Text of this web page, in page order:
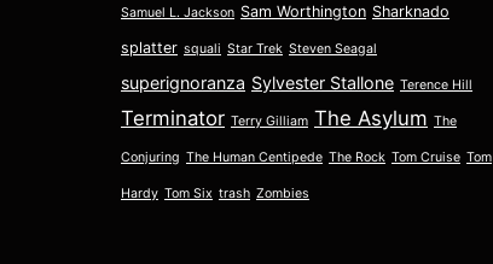
Samuel L. Jackson Sam Worthington Sharknado
splatter squali Star Trek Steven Seagal
superignoranza Sylvester Stallone Terence Hill
Terminator Terry Gilliam The Asylum The
Conjuring The Human Centipede The Rock Tom Cruise Tom
Hardy Tom Six trash Zombies